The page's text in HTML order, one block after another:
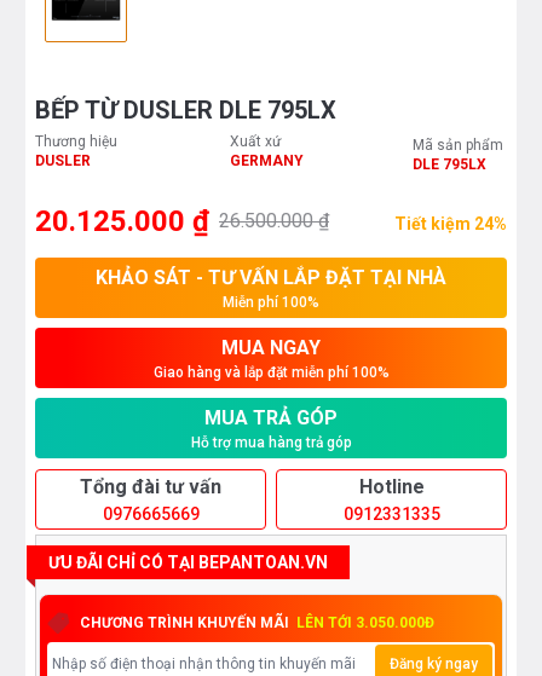
BẾP TỪ DUSLER DLE 795LX
Thương hiệu
DUSLER
Xuất xứ
GERMANY
Mã sản phẩm
DLE 795LX
20.125.000 ₫ 26.500.000 ₫ Tiết kiệm 24%
KHẢO SÁT - TƯ VẤN LẮP ĐẶT TẠI NHÀ
Miễn phí 100%
MUA NGAY
Giao hàng và lắp đặt miễn phí 100%
MUA TRẢ GÓP
Hỗ trợ mua hàng trả góp
Tổng đài tư vấn
0976665669
Hotline
0912331335
ƯU ĐÃI CHỈ CÓ TẠI BEPANTOAN.VN
CHƯƠNG TRÌNH KHUYẾN MÃI LÊN TỚI 3.050.000Đ
Đăng ký ngay